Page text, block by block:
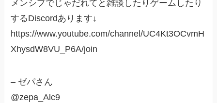
メンシプでじゃだれてと雑談したりゲームしたり
するDiscordあります↓
https://www.youtube.com/channel/UC4Kt3OCvmH
XhysdW8VU_P6A/join
– ゼパさん
@zepa_Alc9